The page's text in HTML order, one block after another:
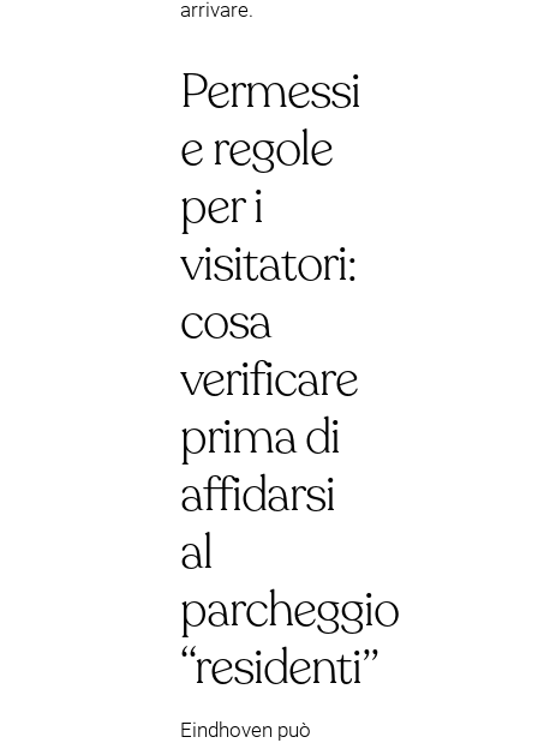
arrivare.
Permessi
e regole
per i
visitatori:
cosa
verificare
prima di
affidarsi
al
parcheggio
“residenti”
Eindhoven può